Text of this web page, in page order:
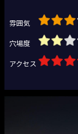
雰囲気
穴場度
アクセス